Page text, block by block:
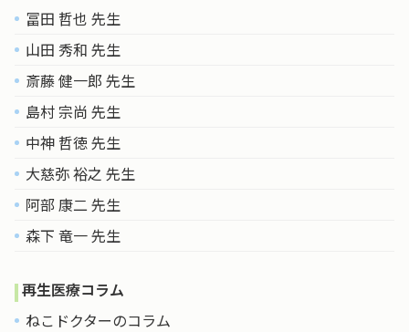
冨田 哲也 先生
山田 秀和 先生
斎藤 健一郎 先生
島村 宗尚 先生
中神 哲徳 先生
大慈弥 裕之 先生
阿部 康二 先生
森下 竜一 先生
再生医療コラム
ねこドクターのコラム